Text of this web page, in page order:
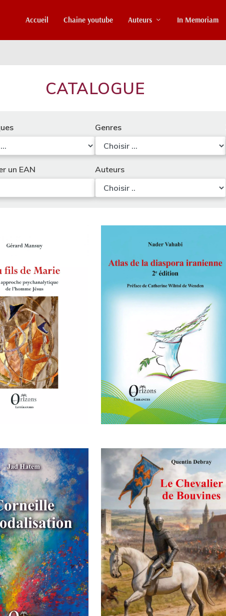
Accueil Chaine youtube Auteurs In Memoriam
CATALOGUE
un EAN
Genres
Auteurs